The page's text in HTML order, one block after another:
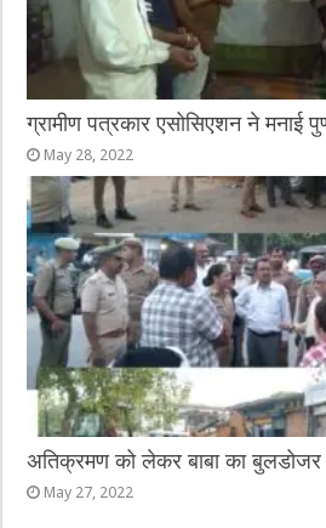
ग्रामीण पत्रकार एसोसिएशन ने मनाई
May 28, 2022
अतिक्रमण को लेकर बाबा का बुलडोजर
May 27, 2022